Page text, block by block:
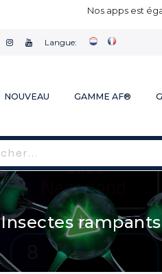
Nos apps est
Langue:
NOUVEAU GAMME AF®
Insectes rampants